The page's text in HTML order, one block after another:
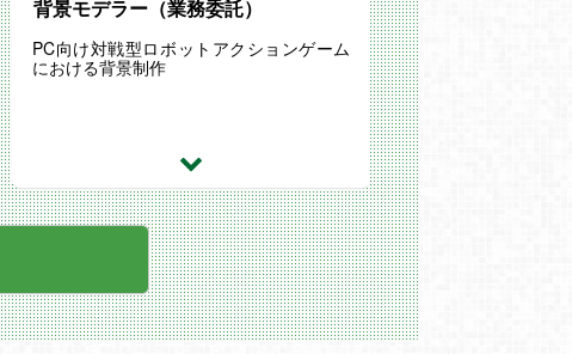
背景モデラー（業務委託）
PC向け対戦型ロボットアクションゲーム
における背景制作